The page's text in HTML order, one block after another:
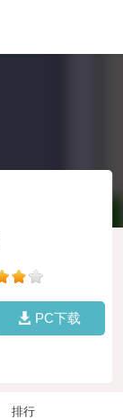
PC下载
排行